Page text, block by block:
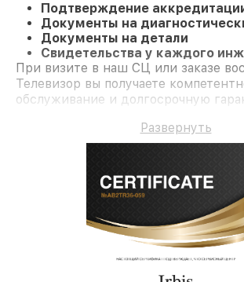
Подтверждение
Документы на
Документы на детали
Свидетельства у каждого
При визите в наш СЦ или заказе
Телевизор вы получаете
обслуживание и долгосрочную
Развернуть